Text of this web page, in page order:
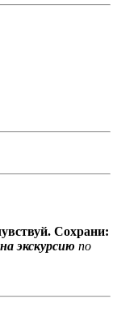
Сохрани:
экскурсию по